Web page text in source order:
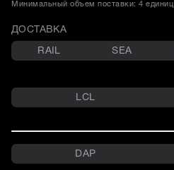
Минимальный объем поставки: 4 единиц
ДОСТАВКА
RAIL SEA
LCL
DAP